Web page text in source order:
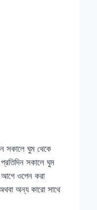
সকালে ঘুম থেকে
সকালে ঘুম
আগে ওপেন করা
অন্য কারো সাথে